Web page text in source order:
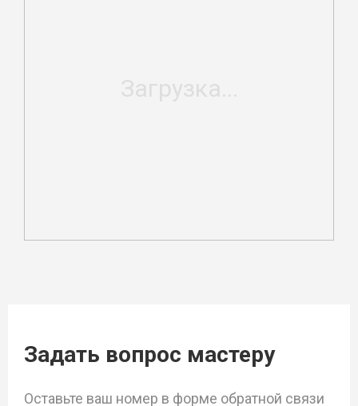
Задать вопрос мастеру
Оставьте ваш номер в форме обратной связи